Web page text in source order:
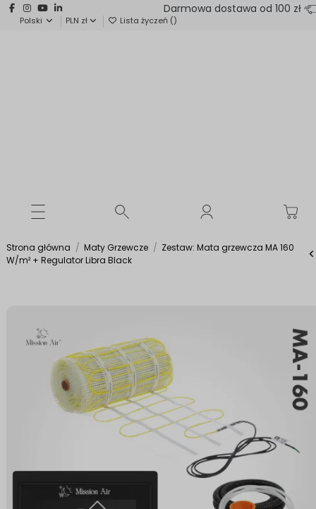
Darmowa dostawa od 100 zł
Polski PLN zł Lista życzeń ()
Strona główna Maty Grzewcze
Zestaw: Mata grzewcza MA 160
W/m² + Regulator Libra Black